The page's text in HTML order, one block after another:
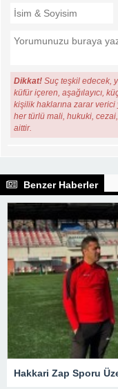
Dikkat! Suç teşkil edecek,
küfür içeren, aşağılayıcı,
kişilik haklarına zarar
her türlü mali, hukuki,
aittir.
Benzer Haberler
Hakkari Zap Sporu